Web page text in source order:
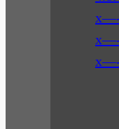
x—-
x—-
x—-